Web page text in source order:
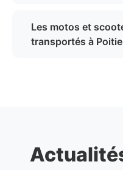
Les motos et
transportés à